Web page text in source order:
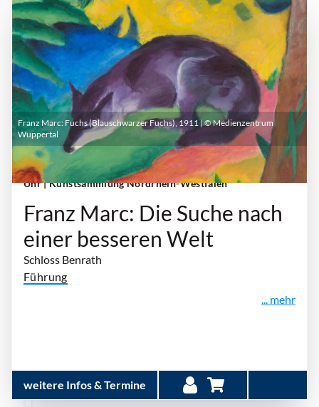
Sonntag, 18. Oktober 2026 | 10:00 Uhr - 18:00
Uhr| Kunstsammlung Nordrhein-Westfalen
Franz Marc: Die Suche nach
einer besseren Welt
Schloss Benrath
Führung
... mehr
weitere Infos & Termine
Franz Marc: Fuchs (Blauschwarzer Fuchs), 1911 | © Medienzentrum
Wuppertal